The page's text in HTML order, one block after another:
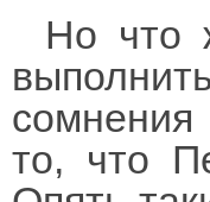
Но что
сомнения
то, что